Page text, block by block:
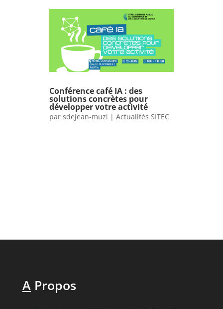
Conférence café IA : des
solutions concrètes pour
développer votre activité
par sdejean-muzi | Actualités SITEC
APropos